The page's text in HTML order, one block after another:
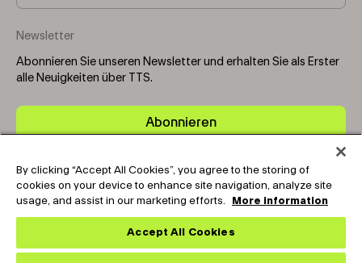
Newsletter
Abonnieren Sie unseren Newsletter und erhalten Sie als Erster
alle Neuigkeiten über TTS.
Abonnieren
Copyright © 2025-2026 Tark Thermal Solutions. All rights
reserved.
Socials
By clicking “Accept All Cookies”, you agree to the storing of
cookies on your device to enhance site navigation, analyze site
usage, and assist in our marketing efforts.
More information
Accept All Cookies